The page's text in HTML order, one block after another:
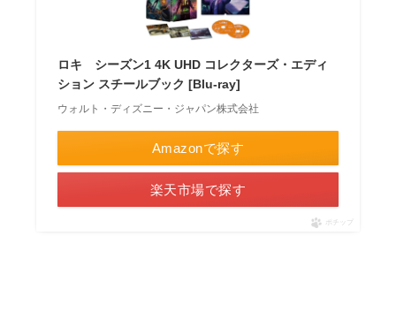
ロキ シーズン1 4K UHD コレクターズ・エディ
ション スチールブック [Blu-ray]
ウォルト・ディズニー・ジャパン株式会社
Amazonで探す
楽天市場で探す
ポチップ